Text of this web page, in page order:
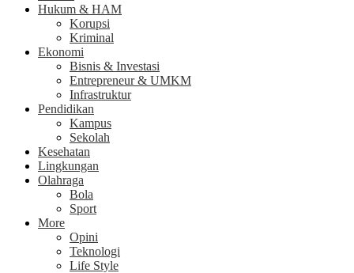
Hukum & HAM
Korupsi
Kriminal
Ekonomi
Bisnis & Investasi
Entrepreneur & UMKM
Infrastruktur
Pendidikan
Kampus
Sekolah
Kesehatan
Lingkungan
Olahraga
Bola
Sport
More
Opini
Teknologi
Life Style